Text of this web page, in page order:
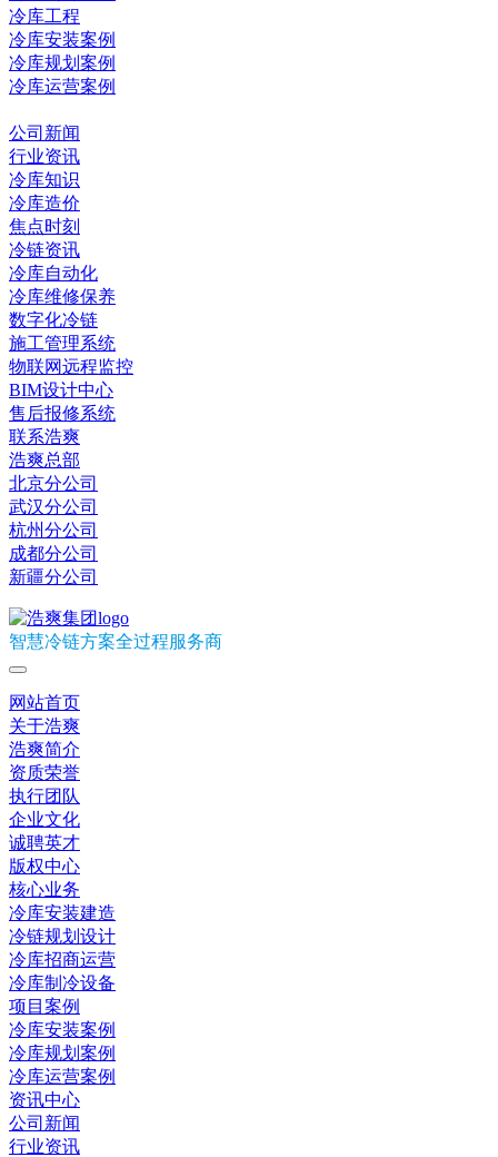
冷库工程
冷库安装案例
冷库规划案例
冷库运营案例
公司新闻
行业资讯
冷库知识
冷库造价
焦点时刻
冷链资讯
冷库自动化
冷库维修保养
数字化冷链
施工管理系统
物联网远程监控
BIM设计中心
售后报修系统
联系浩爽
浩爽总部
北京分公司
武汉分公司
杭州分公司
成都分公司
新疆分公司
智慧冷链方案全过程服务商
网站首页
关于浩爽
浩爽简介
资质荣誉
执行团队
企业文化
诚聘英才
版权中心
核心业务
冷库安装建造
冷链规划设计
冷库招商运营
冷库制冷设备
项目案例
冷库安装案例
冷库规划案例
冷库运营案例
资讯中心
公司新闻
行业资讯